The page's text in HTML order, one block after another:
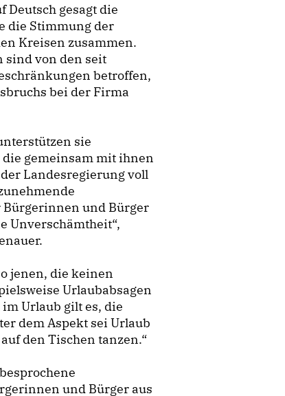
Deutsch gesagt die
die Stimmung der
Kreisen zusammen.
sind von den seit
betroffen,
bei der Firma
sie
gemeinsam mit ihnen
Landesregierung voll
und Bürger
Unverschämtheit“,
jenen, die keinen
Urlaubabsagen
Urlaub gilt es, die
dem Aspekt sei Urlaub
den Tischen tanzen.“
und Bürger aus